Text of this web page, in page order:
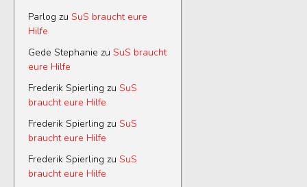
Parlog zu SuS braucht eure
Hilfe
Gede Stephanie zu SuS braucht
eure Hilfe
Frederik Spierling zu SuS
braucht eure Hilfe
Frederik Spierling zu SuS
braucht eure Hilfe
Frederik Spierling zu SuS
braucht eure Hilfe